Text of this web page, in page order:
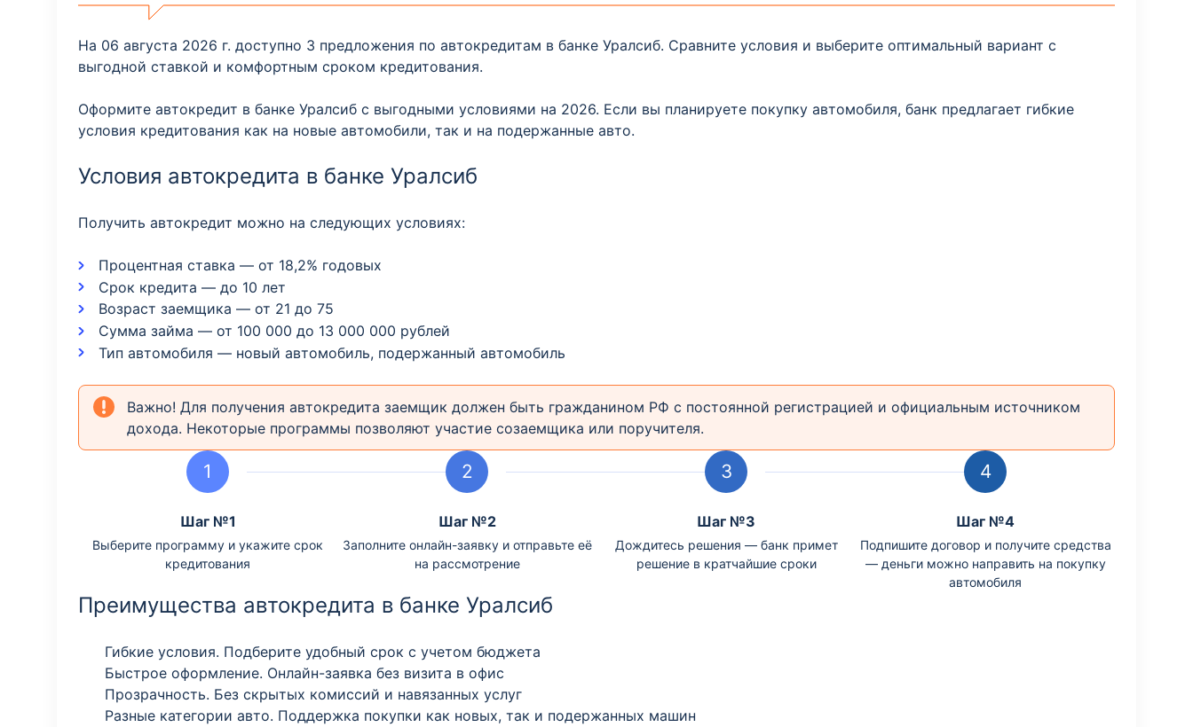
На 06 августа 2026 г. доступно 3 предложения по автокредитам в банке Уралсиб. Сравните условия и выберите оптимальный вариант с
выгодной ставкой и комфортным сроком кредитования.
Оформите автокредит в банке Уралсиб с выгодными условиями на 2026. Если вы планируете покупку автомобиля, банк предлагает гибкие
условия кредитования как на новые автомобили, так и на подержанные авто.
Условия автокредита в банке Уралсиб
Получить автокредит можно на следующих условиях:
Процентная ставка — от 18,2% годовых
Срок кредита — до 10 лет
Возраст заемщика — от 21 до 75
Сумма займа — от 100 000 до 13 000 000 рублей
Тип автомобиля — новый автомобиль, подержанный автомобиль
Важно! Для получения автокредита заемщик должен быть гражданином РФ с постоянной регистрацией и официальным источником
дохода. Некоторые программы позволяют участие созаемщика или поручителя.
Шаг №1
Выберите программу и укажите срок
кредитования
Шаг №2
Заполните онлайн-заявку и отправьте её
на рассмотрение
Шаг №3
Дождитесь решения — банк примет
решение в кратчайшие сроки
Шаг №4
Подпишите договор и получите средства
— деньги можно направить на покупку
автомобиля
Преимущества автокредита в банке Уралсиб
Гибкие условия. Подберите удобный срок с учетом бюджета
Быстрое оформление. Онлайн-заявка без визита в офис
Прозрачность. Без скрытых комиссий и навязанных услуг
Разные категории авто. Поддержка покупки как новых, так и подержанных машин